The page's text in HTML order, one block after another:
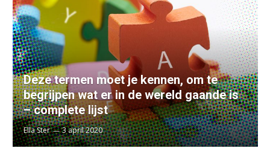
Deze termen moet je kennen, om te
begrijpen wat er in de wereld gaande is
– complete lijst
Ella Ster 3 april 2020